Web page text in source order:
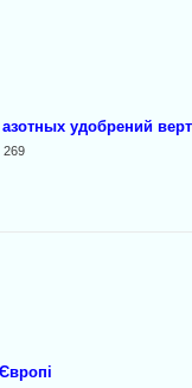
удобрений